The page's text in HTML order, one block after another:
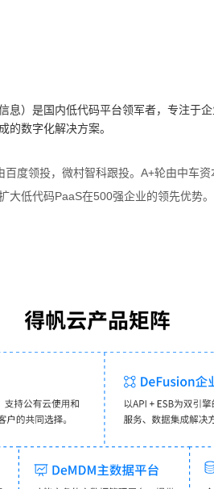
息）是国内低代码平台领军者，专注于
的数字化解决方案。
度领投，微村智科跟投。A+轮由中车
低代码PaaS在500强企业的领先优势。